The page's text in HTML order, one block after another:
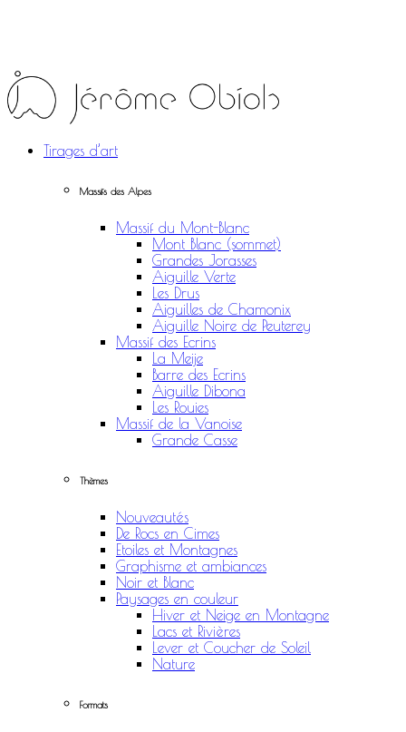
Tirages d’art
Massifs des Alpes
Massif du Mont-Blanc
Mont Blanc (sommet)
Grandes Jorasses
Aiguille Verte
Les Drus
Aiguilles de Chamonix
Aiguille Noire de Peuterey
Massif des Ecrins
La Meije
Barre des Ecrins
Aiguille Dibona
Les Rouies
Massif de la Vanoise
Grande Casse
Thèmes
Nouveautés
De Rocs en Cimes
Etoiles et Montagnes
Graphisme et ambiances
Noir et Blanc
Paysages en couleur
Hiver et Neige en Montagne
Lacs et Rivières
Lever et Coucher de Soleil
Nature
Formats